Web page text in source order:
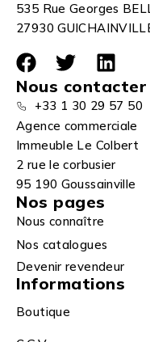
535 Rue Georges
27930
Nous contacter
+33 1 30 29 57 50
Agence commerciale
Immeuble Le Colbert
2 rue le corbusier
95 190 Goussainville
Nos pages
Nous connaître
Nos catalogues
Devenir revendeur
Informations
Boutique